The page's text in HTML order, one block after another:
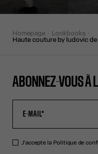
homepage
lookbooks
haute couture by ludovic
ABONNEZ-VOUS À
J'accepte la Politique de